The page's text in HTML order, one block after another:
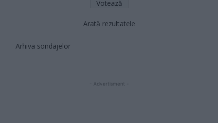
Arată rezultatele
Arhiva sondajelor
- Advertisment -